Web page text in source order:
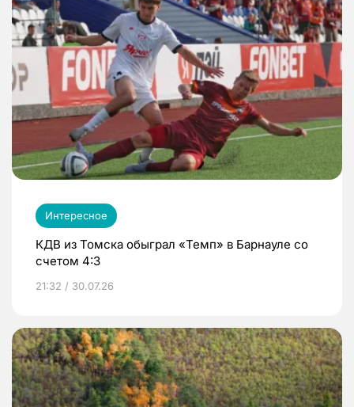
Интересное
КДВ из Томска обыграл «Темп» в Барнауле со
счетом 4:3
21:32 / 30.07.26